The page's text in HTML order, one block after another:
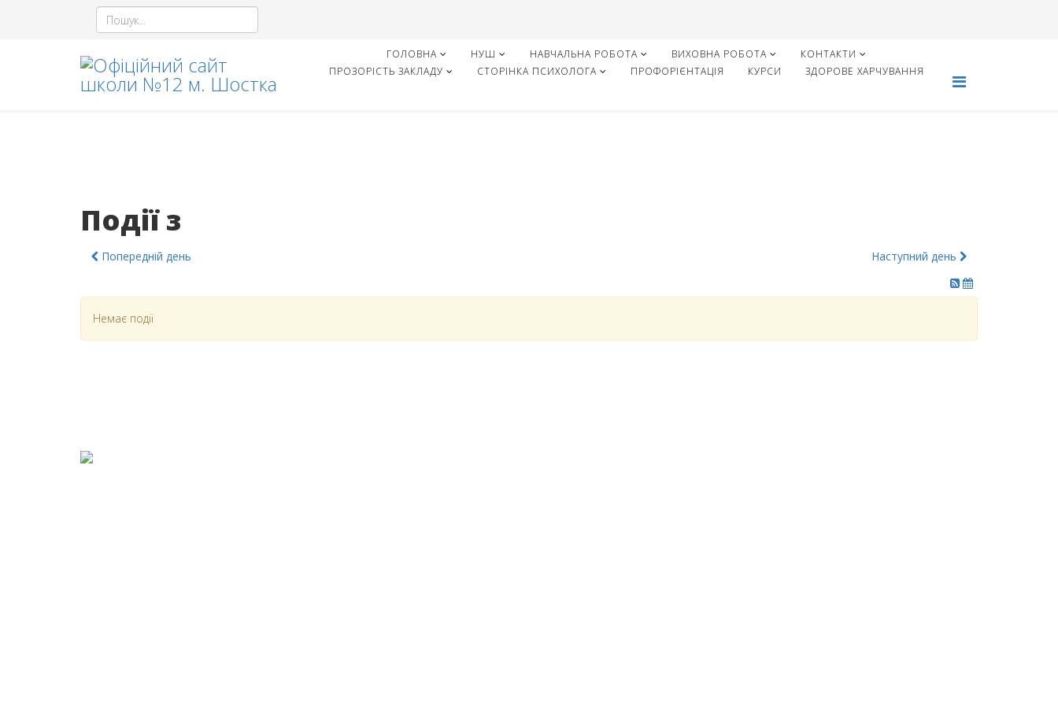
ГОЛОВНА НУШ НАВЧАЛЬНА РОБОТА ВИХОВНА РОБОТА
КОНТАКТИ
ПРОЗОРІСТЬ ЗАКЛАДУ
СТОРІНКА ПСИХОЛОГА ПРОФОРІЄНТАЦІЯ КУРСИ ЗДОРОВЕ ХАРЧУВАННЯ
Події з
Попередній день Наступний день
Немає події